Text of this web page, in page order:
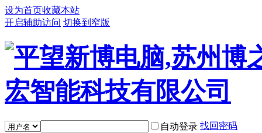
设为首页收藏本站
开启辅助访问 切换到窄版
自动登录 找回密码